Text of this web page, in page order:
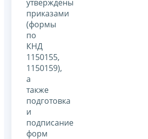
утверждены
приказами
(формы
по
КНД
1150155,
1150159),
а
также
подготовка
и
подписание
форм